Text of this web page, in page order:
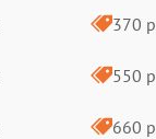
370 р
550 р
660 р